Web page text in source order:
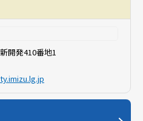
開発410番地1